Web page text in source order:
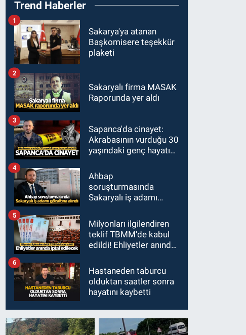
Trend Haberler
Sakarya'ya atanan
Başkomisere teşekkür
plaketi
1
Sakaryalı firma MASAK
Raporunda yer aldı
2
Sapanca'da cinayet:
Akrabasının vurduğu 30
yaşındaki genç hayatını
3
Ahbap
soruşturmasında
Sakaryalı iş adamı
4
Milyonları ilgilendiren
teklif TBMM'de kabul
edildi! Ehliyetler anında
5
Hastaneden taburcu
olduktan saatler sonra
hayatını kaybetti
6